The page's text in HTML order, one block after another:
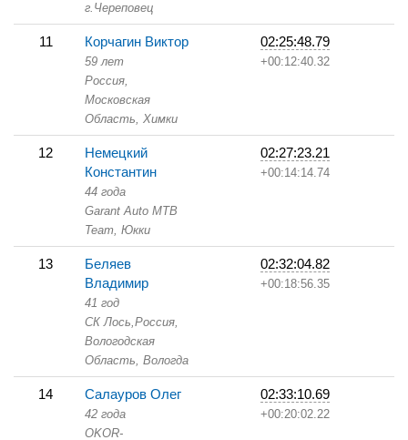
г.Череповец
11 Корчагин Виктор
59 лет
Россия,
Московская
Область, Химки
02:25:48.79
+00:12:40.32
12
Немецкий
Константин
44 года
Garant Auto MTB
Team, Юкки
02:27:23.21
+00:14:14.74
13
Беляев
Владимир
41 год
СК Лось,Россия,
Вологодская
Область, Вологда
02:32:04.82
+00:18:56.35
14 Салауров Олег
42 года
OKOR-
02:33:10.69
+00:20:02.22